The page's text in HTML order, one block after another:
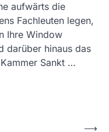
aufwärts die
Fachleuten legen,
Ihre Window
darüber hinaus das
Sankt …
⟶